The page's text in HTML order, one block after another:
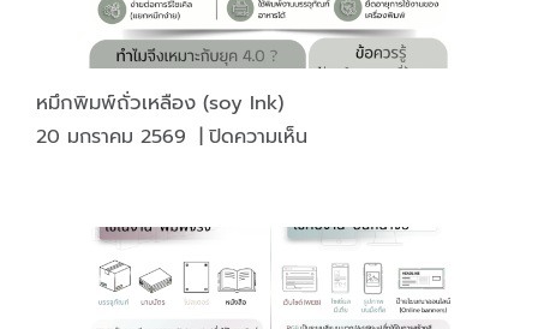
หมึกพิมพ์ถั่วเหลือง (soy Ink)
20 มกราคม 2569 | ปิดความเห็นบน
ถั่ว
เหลือง
(soy
Ink)